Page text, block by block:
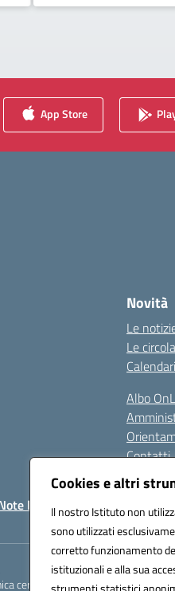
Cookies e altri
Il nostro Istituto non
sono utilizzati
corretto funzionamento
istituzionali e alla sua
App Store
Novità
Le
Le
Albo
Contatti
legali
certificata (PEC):